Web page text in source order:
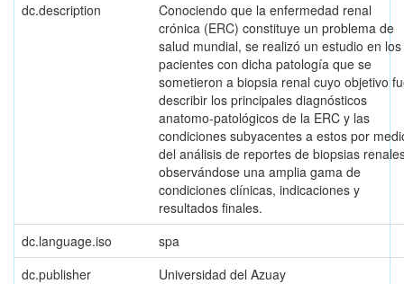
dc.description
Conociendo que la enfermedad renal
crónica (ERC) constituye un problema de
salud mundial, se realizó un estudio en los
pacientes con dicha patología que se
sometieron a biopsia renal cuyo objetivo
describir los principales diagnósticos
anatomo-patológicos de la ERC y las
condiciones subyacentes a estos por
del análisis de reportes de biopsias
observándose una amplia gama de
condiciones clínicas, indicaciones y
resultados finales.
dc.language.iso
spa
dc.publisher
Universidad del Azuay